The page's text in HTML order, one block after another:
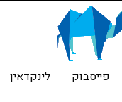
פייסבוק לינקדאין